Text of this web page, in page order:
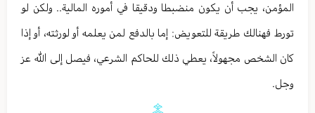
المؤمن، يجب أن يكون منضبطا ودقيقا في أموره المالية.. ولكن لو
تورط فهنالك طريقة للتعويض: إما بالدفع لمن يعلمه أو لورثته، أو إذا
كان الشخص مجهولاً، يعطي ذلك للحاكم الشرعي، فيصل إلى الله عز
وجل.